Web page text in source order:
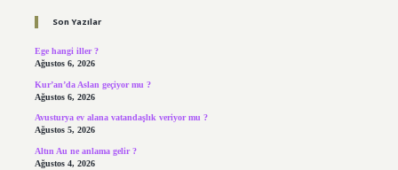
Son Yazılar
Ege hangi iller ?
Ağustos 6, 2026
Kur’an’da Aslan geçiyor mu ?
Ağustos 6, 2026
Avusturya ev alana vatandaşlık veriyor mu ?
Ağustos 5, 2026
Altın Au ne anlama gelir ?
Ağustos 4, 2026